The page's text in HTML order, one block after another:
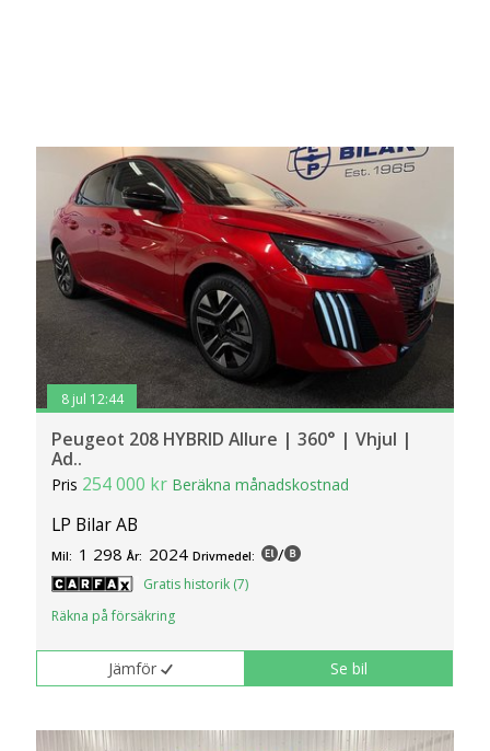
8 jul 12:44
Peugeot 208 HYBRID Allure | 360° | Vhjul |
Ad..
Pris 254 000 kr Beräkna månadskostnad
LP Bilar AB
Mil: 1 298 År: 2024 Drivmedel: /
Gratis historik (7)
Räkna på försäkring
Jämför Se bil